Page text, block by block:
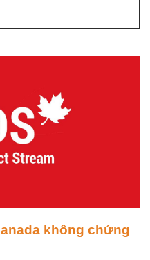
không chứng